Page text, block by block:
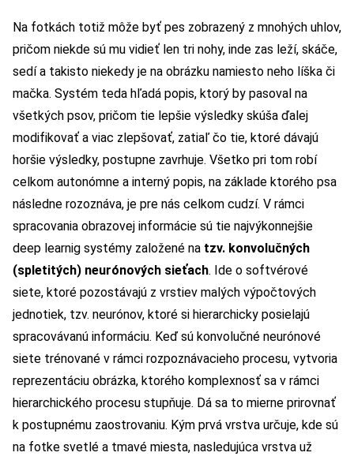
Na fotkách totiž môže byť pes zobrazený z mnohých uhlov,
pričom niekde sú mu vidieť len tri nohy, inde zas leží, skáče,
sedí a takisto niekedy je na obrázku namiesto neho líška či
mačka. Systém teda hľadá popis, ktorý by pasoval na
všetkých psov, pričom tie lepšie výsledky skúša ďalej
modifikovať a viac zlepšovať, zatiaľ čo tie, ktoré dávajú
horšie výsledky, postupne zavrhuje. Všetko pri tom robí
celkom autonómne a interný popis, na základe ktorého psa
následne rozoznáva, je pre nás celkom cudzí. V rámci
spracovania obrazovej informácie sú tie najvýkonnejšie
deep learnig systémy založené na tzv. konvolučných
(spletitých) neurónových sieťach. Ide o softvérové
siete, ktoré pozostávajú z vrstiev malých výpočtových
jednotiek, tzv. neurónov, ktoré si hierarchicky posielajú
spracovávanú informáciu. Keď sú konvolučné neurónové
siete trénované v rámci rozpoznávacieho procesu, vytvoria
reprezentáciu obrázka, ktorého komplexnosť sa v rámci
hierarchického procesu stupňuje. Dá sa to mierne prirovnať
k postupnému zaostrovaniu. Kým prvá vrstva určuje, kde sú
na fotke svetlé a tmavé miesta, nasledujúca vrstva už